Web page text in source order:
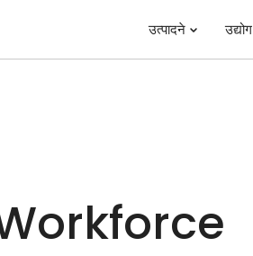
उत्पादने उद्योग